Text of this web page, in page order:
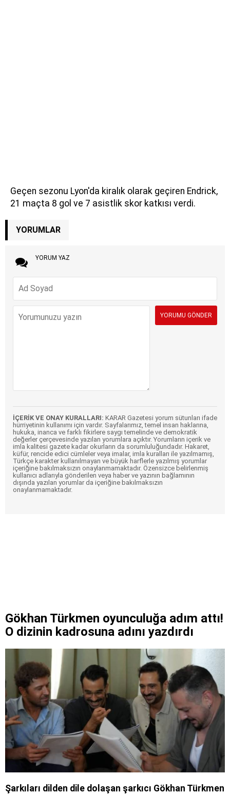
Geçen sezonu Lyon'da kiralık olarak geçiren Endrick,
21 maçta 8 gol ve 7 asistlik skor katkısı verdi.
YORUMLAR
YORUM YAZ
İÇERİK VE ONAY KURALLARI: KARAR Gazetesi yorum sütunları ifade
hürriyetinin kullanımı için vardır. Sayfalarımız, temel insan haklarına,
hukuka, inanca ve farklı fikirlere saygı temelinde ve demokratik
değerler çerçevesinde yazılan yorumlara açıktır. Yorumların içerik ve
imla kalitesi gazete kadar okurların da sorumluluğundadır. Hakaret,
küfür, rencide edici cümleler veya imalar, imla kuralları ile yazılmamış,
Türkçe karakter kullanılmayan ve büyük harflerle yazılmış yorumlar
içeriğine bakılmaksızın onaylanmamaktadır. Özensizce belirlenmiş
kullanıcı adlarıyla gönderilen veya haber ve yazının bağlamının
dışında yazılan yorumlar da içeriğine bakılmaksızın
onaylanmamaktadır.
Gökhan Türkmen oyunculuğa adım attı!
O dizinin kadrosuna adını yazdırdı
Şarkıları dilden dile dolaşan şarkıcı Gökhan Türkmen